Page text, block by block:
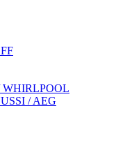
WHIRLPOOL
/ AEG